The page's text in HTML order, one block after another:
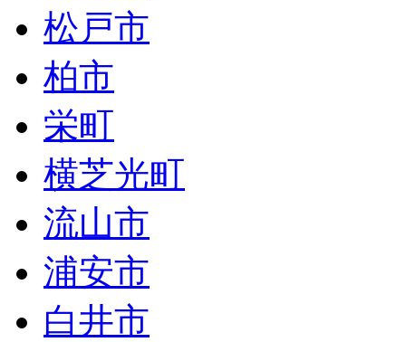
松戸市
柏市
栄町
横芝光町
流山市
浦安市
白井市